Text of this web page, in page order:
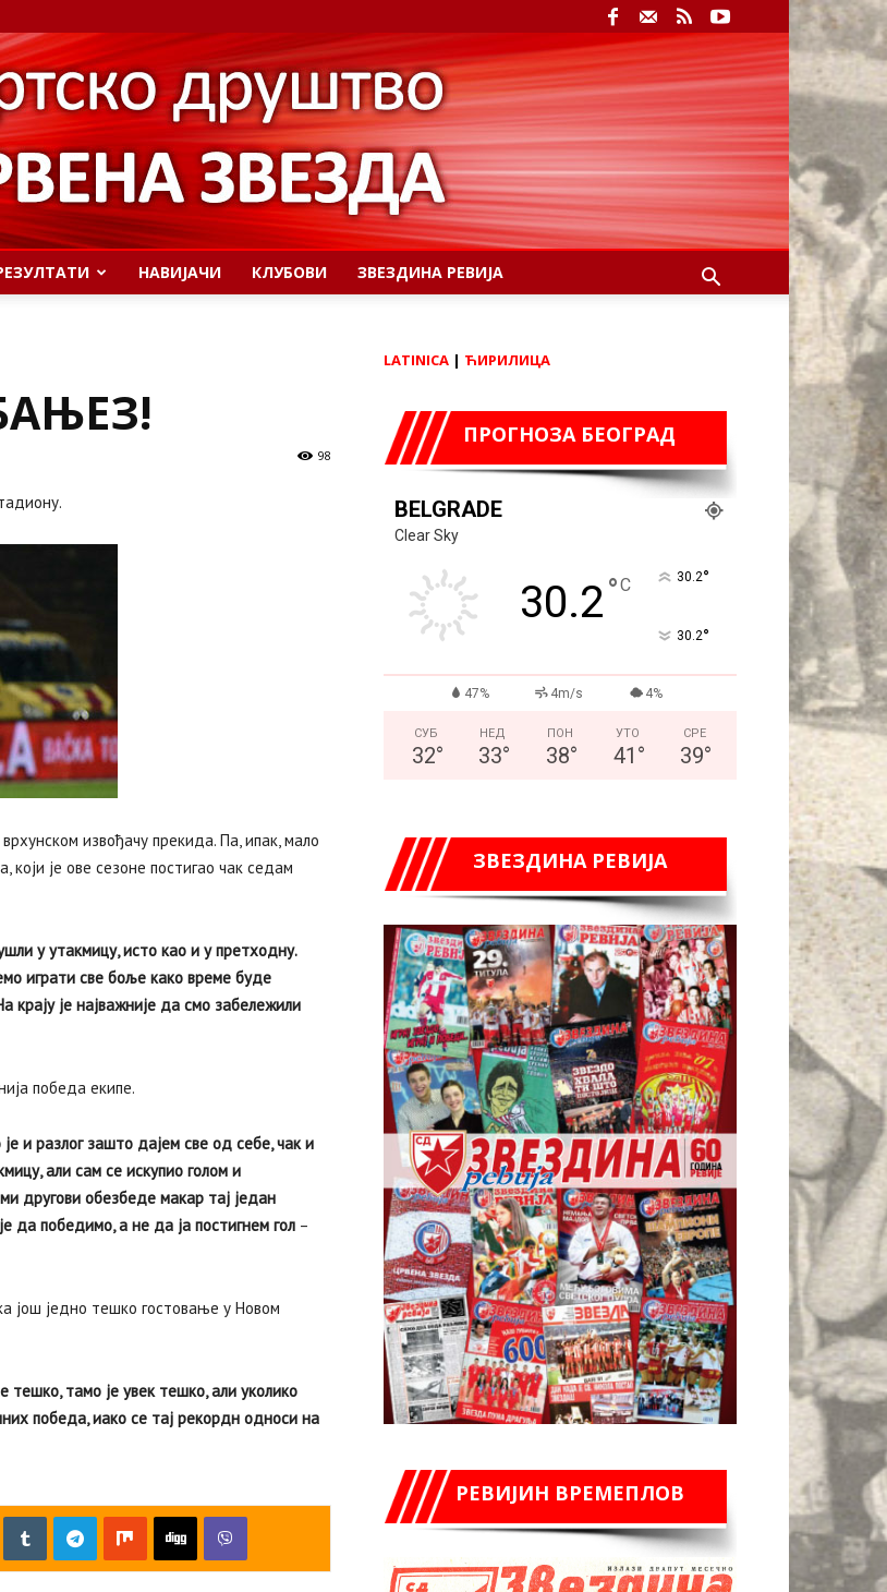
НАВИЈАЧИ КЛУБОВИ ЗВЕЗДИНА РЕВИЈА
98
извођачу прекида. Па, ипак, мало
је ове сезоне постигао чак седам
у утакмицу, исто као и у претходну.
играти све боље како време буде
крају је најважније да смо забележили
победа екипе.
и разлог зашто дајем све од себе, чак и
али сам се искупио голом и
другови обезбеде макар тај један
да победимо, а не да ја постигнем гол –
још једно тешко гостовање у Новом
тешко, тамо је увек тешко, али уколико
победа, иако се тај рекордн односи на
LATINICA | ЋИРИЛИЦА
ПРОГНОЗА БЕОГРАД
BELGRADE
Clear Sky
30.2°C 30.2°
30.2°
47% 4m/s 4%
СУБ
32°
НЕД
33°
ПОН
38°
УТО
41 °
СРЕ
39°
ЗВЕЗДИНА РЕВИЈА
РЕВИЈИН ВРЕМЕПЛОВ